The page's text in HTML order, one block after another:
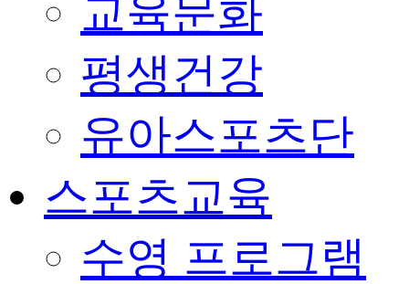
교육문화
평생건강
유아스포츠단
스포츠교육
수영 프로그램